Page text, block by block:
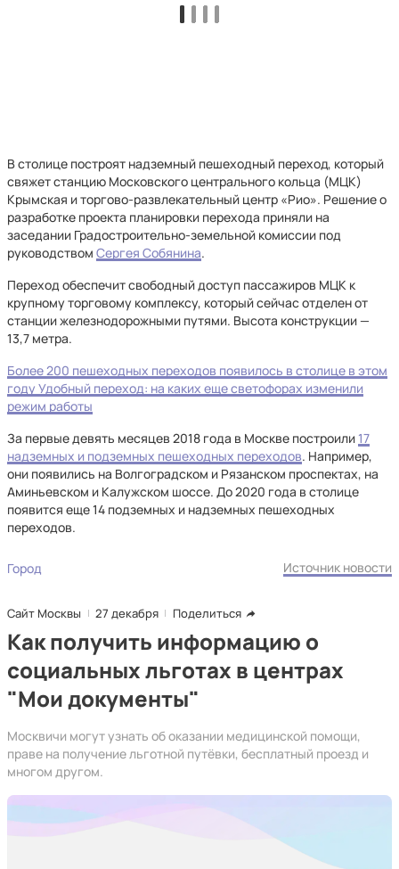
В столице построят надземный пешеходный переход, который
свяжет станцию Московского центрального кольца (МЦК)
Крымская и торгово-развлекательный центр «Рио». Решение о
разработке проекта планировки перехода приняли на
заседании Градостроительно-земельной комиссии под
руководством Сергея Собянина.
Переход обеспечит свободный доступ пассажиров МЦК к
крупному торговому комплексу, который сейчас отделен от
станции железнодорожными путями. Высота конструкции —
13,7 метра.
Более 200 пешеходных переходов появилось в столице в этом
году Удобный переход: на каких еще светофорах изменили
режим работы
За первые девять месяцев 2018 года в Москве построили 17
надземных и подземных пешеходных переходов. Например,
они появились на Волгоградском и Рязанском проспектах, на
Аминьевском и Калужском шоссе. До 2020 года в столице
появится еще 14 подземных и надземных пешеходных
переходов.
Город Источник новости
Сайт Москвы 27 декабря Поделиться
Как получить информацию о
социальных льготах в центрах
"Мои документы"
Москвичи могут узнать об оказании медицинской помощи,
праве на получение льготной путёвки, бесплатный проезд и
многом другом.